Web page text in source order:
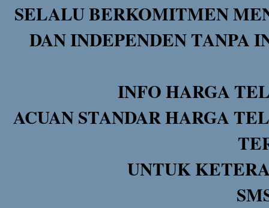
SELALU BERKOMITMEN
DAN INDEPENDEN TANPA
INFO HARGA
ACUAN STANDAR HARGA
UNTUK